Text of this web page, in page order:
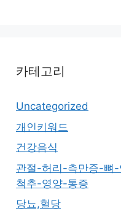
카테고리
Uncategorized
개인키워드
건강음식
관절-허리-측만증-뼈
척추-영양-통증
당뇨,혈당